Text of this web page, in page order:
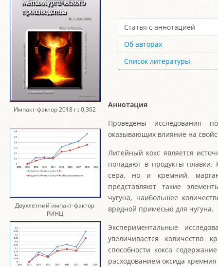
Импакт-фактор 2018 г.: 0,362
Двухлетний импакт-фактор
РИНЦ
Статья с аннотацией
Об авторах
Список литературы
Аннотация
Проведены исследования
оказывающих влияние на
Литейный кокс является
попадают в продукты плавки.
сера, но и кремний,
представляют такие
чугуна, наибольшее
вредной примесью для чугуна.
Экспериментальные
увеличивается количество
способности кокса
расходованием оксида